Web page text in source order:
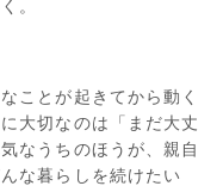
。
ことが起きてから動く
大切なのは「まだ大丈
なうちのほうが、親自
な暮らしを続けたい